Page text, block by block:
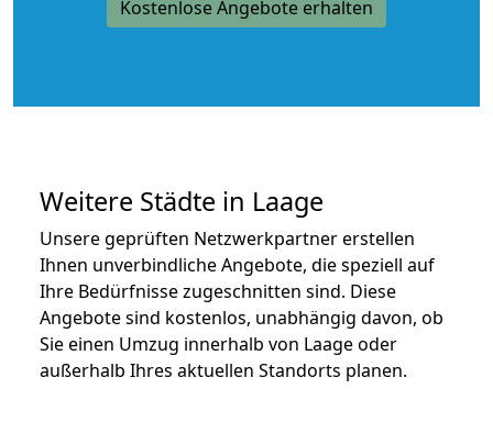
Kostenlose Angebote erhalten
Weitere Städte in Laage
Unsere geprüften Netzwerkpartner erstellen
Ihnen unverbindliche Angebote, die speziell auf
Ihre Bedürfnisse zugeschnitten sind. Diese
Angebote sind kostenlos, unabhängig davon, ob
Sie einen Umzug innerhalb von Laage oder
außerhalb Ihres aktuellen Standorts planen.